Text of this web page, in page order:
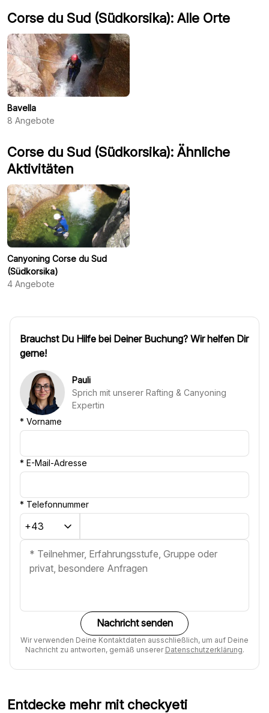
Corse du Sud (Südkorsika): Alle Orte
Bavella
8 Angebote
Corse du Sud (Südkorsika): Ähnliche
Aktivitäten
Canyoning Corse du Sud
(Südkorsika)
4 Angebote
Brauchst Du Hilfe bei Deiner Buchung? Wir helfen Dir
gerne!
Pauli
Sprich mit unserer Rafting & Canyoning
Expertin
* Vorname
* E-Mail-Adresse
* Telefonnummer
Nachricht senden
Wir verwenden Deine Kontaktdaten ausschließlich, um auf Deine
Nachricht zu antworten, gemäß unserer Datenschutzerklärung.
Entdecke mehr mit checkyeti